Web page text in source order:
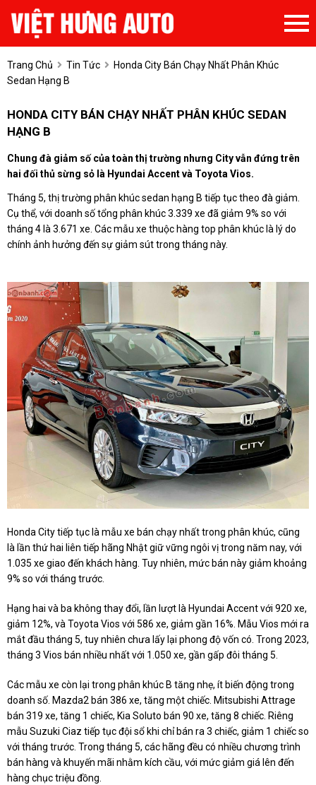
Trang Chủ Tin Tức
Honda City Bán Chạy Nhất Phân Khúc
Sedan Hạng B
HONDA CITY BÁN CHẠY NHẤT PHÂN KHÚC SEDAN
HẠNG B
Chung đà giảm số của toàn thị trường nhưng City vẫn đứng trên
hai đối thủ sừng sỏ là Hyundai Accent và Toyota Vios.
Tháng 5, thị trường phân khúc sedan hạng B tiếp tục theo đà giảm.
Cụ thể, với doanh số tổng phân khúc 3.339 xe đã giảm 9% so với
tháng 4 là 3.671 xe. Các mẫu xe thuộc hàng top phân khúc là lý do
chính ảnh hưởng đến sự giảm sút trong tháng này.
Honda City tiếp tục là mẫu xe bán chạy nhất trong phân khúc, cũng
là lần thứ hai liên tiếp hãng Nhật giữ vững ngôi vị trong năm nay, với
1.035 xe giao đến khách hàng. Tuy nhiên, mức bán này giảm khoảng
9% so với tháng trước.
Hạng hai và ba không thay đổi, lần lượt là Hyundai Accent với 920 xe,
giảm 12%, và Toyota Vios với 586 xe, giảm gần 16%. Mẫu Vios mới ra
mắt đầu tháng 5, tuy nhiên chưa lấy lại phong độ vốn có. Trong 2023,
tháng 3 Vios bán nhiều nhất với 1.050 xe, gần gấp đôi tháng 5.
Các mẫu xe còn lại trong phân khúc B tăng nhẹ, ít biến động trong
doanh số. Mazda2 bán 386 xe, tăng một chiếc. Mitsubishi Attrage
bán 319 xe, tăng 1 chiếc, Kia Soluto bán 90 xe, tăng 8 chiếc. Riêng
mẫu Suzuki Ciaz tiếp tục đội sổ khi chỉ bán ra 3 chiếc, giảm 1 chiếc so
với tháng trước. Trong tháng 5, các hãng đều có nhiều chương trình
bán hàng và khuyến mãi nhằm kích cầu, với mức giảm giá lên đến
hàng chục triệu đồng.